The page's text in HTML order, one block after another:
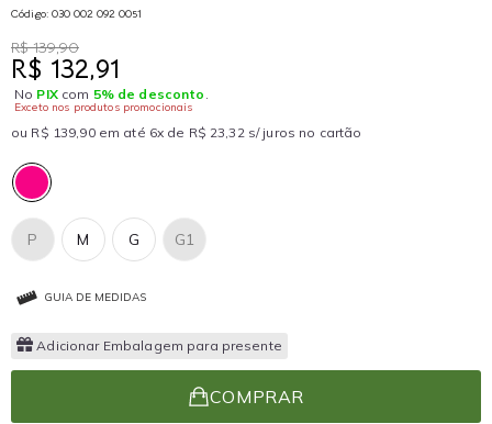
Código: 030 002 092 0051
R$ 139,90
R$ 132,91
No PIXcom 5% de desconto .
Exceto nos produtos promocionais
ou R$ 139,90 em até 6x de R$ 23,32 s/ juros no cartão
P M G G1
GUIA DE MEDIDAS
Adicionar Embalagem para presente
COMPRAR